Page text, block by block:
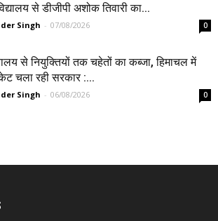
से डीजीपी अशोक तिवारी का...
Singh - 07/08/2026 0
से नियुक्तियों तक चहेतों का कब्जा, हिमाचल में
चला रही सरकार :...
Singh - 06/08/2026 0